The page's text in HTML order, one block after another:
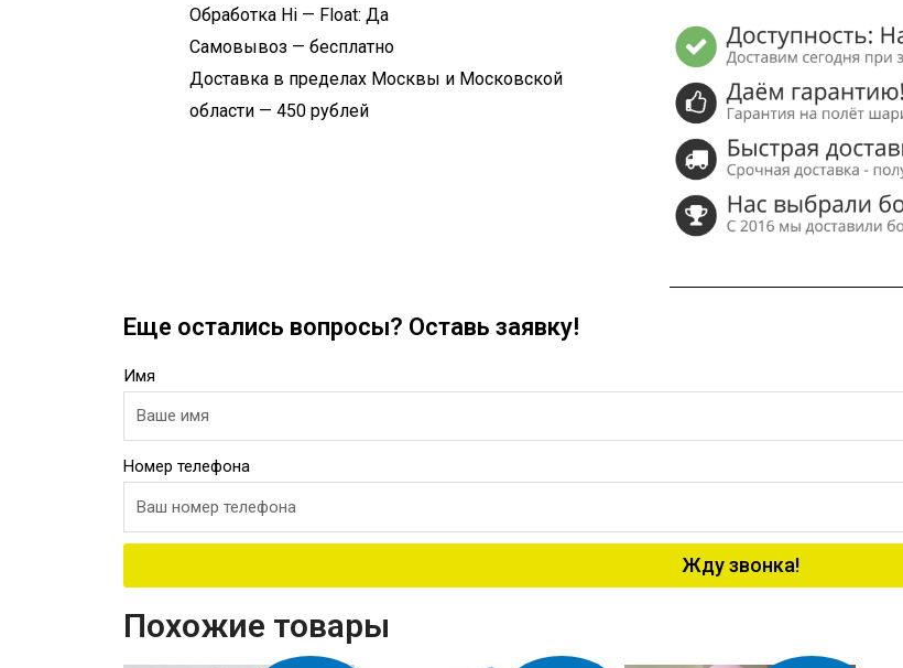
Обработка Hi — Float: Да
Самовывоз — бесплатно
Доставка в пределах Москвы и Московской
области — 450 рублей
Еще остались вопросы? Оставь заявку!
Имя
Номер телефона
Жду звонка!
Похожие товары